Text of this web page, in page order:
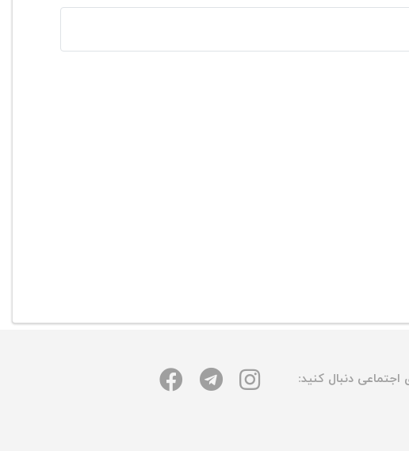
اجتماعی دنبال کنید: